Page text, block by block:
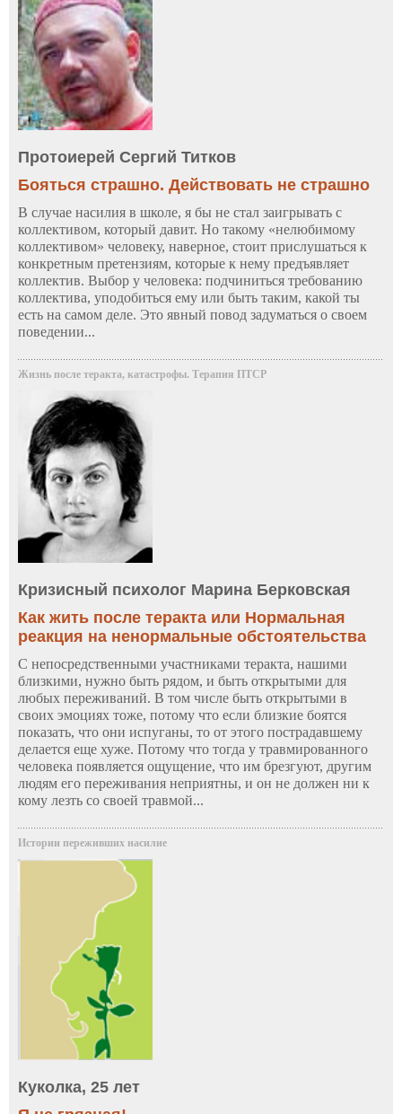
Протоиерей Сергий Титков
Бояться страшно. Действовать не страшно
В случае насилия в школе, я бы не стал заигрывать с
коллективом, который давит. Но такому «нелюбимому
коллективом» человеку, наверное, стоит прислушаться к
конкретным претензиям, которые к нему предъявляет
коллектив. Выбор у человека: подчиниться требованию
коллектива, уподобиться ему или быть таким, какой ты
есть на самом деле. Это явный повод задуматься о своем
поведении...
Жизнь после теракта, катастрофы. Терапия ПТСР
Кризисный психолог Марина Берковская
Как жить после теракта или Нормальная
реакция на ненормальные обстоятельства
С непосредственными участниками теракта, нашими
близкими, нужно быть рядом, и быть открытыми для
любых переживаний. В том числе быть открытыми в
своих эмоциях тоже, потому что если близкие боятся
показать, что они испуганы, то от этого пострадавшему
делается еще хуже. Потому что тогда у травмированного
человека появляется ощущение, что им брезгуют, другим
людям его переживания неприятны, и он не должен ни к
кому лезть со своей травмой...
Истории переживших насилие
Куколка, 25 лет